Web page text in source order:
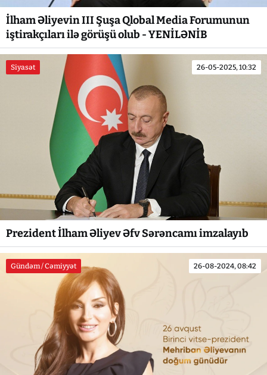
İlham Əliyevin III Şuşa Qlobal Media Forumunun
iştirakçıları ilə görüşü olub - YENİLƏNİB
Siyasət 26-05-2025, 10:32
Prezident İlham Əliyev Əfv Sərəncamı imzalayıb
Gündəm / Cəmiyyət 26-08-2024, 08:42